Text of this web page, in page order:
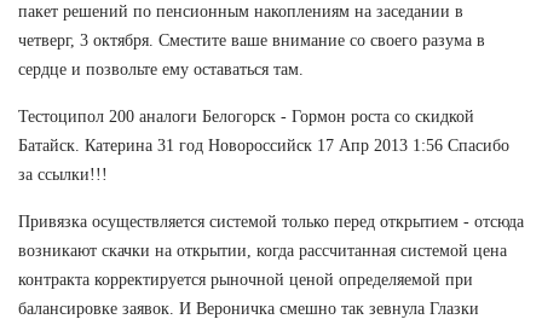
пакет решений по пенсионным накоплениям на заседании в
четверг, 3 октября. Сместите ваше внимание со своего разума в
сердце и позвольте ему оставаться там.
Тестоципол 200 аналоги Белогорск - Гормон роста со скидкой
Батайск. Катерина 31 год Новороссийск 17 Апр 2013 1:56 Спасибо
за ссылки!!!
Привязка осуществляется системой только перед открытием - отсюда
возникают скачки на открытии, когда рассчитанная системой цена
контракта корректируется рыночной ценой определяемой при
балансировке заявок. И Вероничка смешно так зевнула Глазки